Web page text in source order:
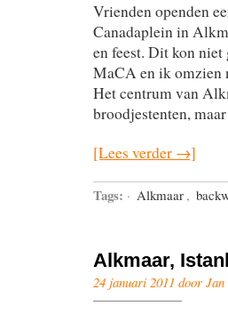
Vrienden openden
Canadaplein in
en feest. Dit kon
MaCA en ik omzien
Het centrum van
broodjestenten,
[Lees verder →]
Tags: · Alkmaar ,
Alkmaar,
24 januari 2011 door Jan